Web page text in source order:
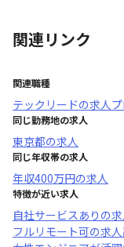
関連リンク
関連職種
テックリードの求人
同じ勤務地の求人
東京都の求人
同じ年収帯の求人
年収400万円の求人
特徴が近い求人
自社サービスあり の
フルリモート可の求人